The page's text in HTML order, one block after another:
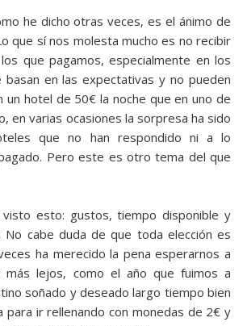
he dicho otras veces, es el ánimo de
que sí nos molesta mucho es no recibir
que pagamos, especialmente en los
en las expectativas y no pueden
un hotel de 50€ la noche que en uno de
en varias ocasiones la sorpresa ha sido
que no han respondido ni a lo
Pero este es otro tema del que
esto: gustos, tiempo disponible y
No cabe duda de que toda elección es
ha merecido la pena esperarnos a
más lejos, como el año que fuimos a
soñado y deseado largo tiempo bien
para ir rellenando con monedas de 2€ y